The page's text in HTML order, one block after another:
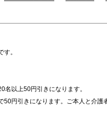
。
以上50円引きになります。
円引きになります。ご本人と介護